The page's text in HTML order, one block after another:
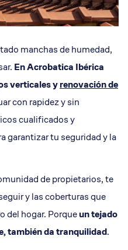
manchas de humedad,
En Acrobatica Ibérica
verticales yrenovación de
con rapidez y sin
cualificados y
garantizar tu seguridad y la
de propietarios, te
y las coberturas que
del hogar. Porqueun tejado
también da tranquilidad.